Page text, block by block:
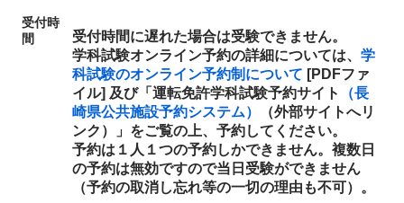
受付時
間
受付時間に遅れた場合は受験できません。
学科試験オンライン予約の詳細については、 学
科試験のオンライン予約制について [PDFファ
イル] 及び「運転免許学科試験予約サイト
（長
崎県公共施設予約システム）
（外部サイトへリ
ンク）」 をご覧の上、予約してください。
予約は１人１つの予約しかできません。複数日
の予約は無効ですので当日受験ができません
（予約の取消し忘れ等の一切の理由も不可）。